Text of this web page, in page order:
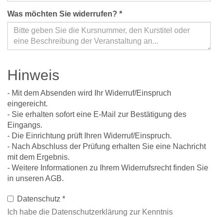
Was möchten Sie widerrufen? *
Hinweis
- Mit dem Absenden wird Ihr Widerruf/Einspruch
eingereicht.
- Sie erhalten sofort eine E-Mail zur Bestätigung des
Eingangs.
- Die Einrichtung prüft Ihren Widerruf/Einspruch.
- Nach Abschluss der Prüfung erhalten Sie eine Nachricht
mit dem Ergebnis.
- Weitere Informationen zu Ihrem Widerrufsrecht finden Sie
in unseren AGB.
Datenschutz *
Ich habe die Datenschutzerklärung zur Kenntnis